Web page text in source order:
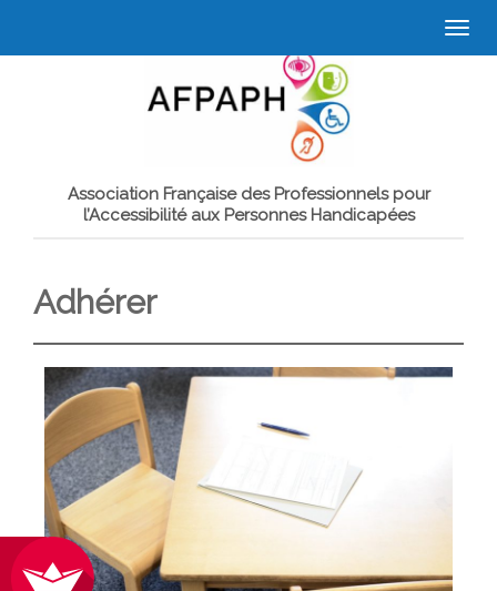
Association Française des Professionnels pour
l’Accessibilité aux Personnes Handicapées
Adhérer